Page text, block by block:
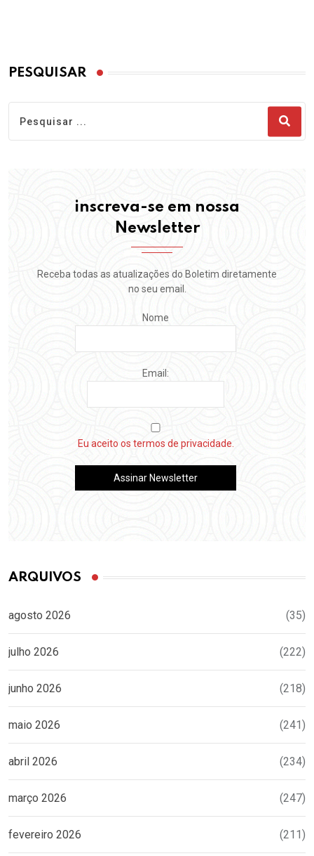
PESQUISAR
inscreva-se em nossa
Newsletter
Receba todas as atualizações do Boletim diretamente
no seu email.
Nome
Email:
Eu aceito os termos de privacidade.
ARQUIVOS
agosto 2026 (35)
julho 2026 (222)
junho 2026 (218)
maio 2026 (241)
abril 2026 (234)
março 2026 (247)
fevereiro 2026 (211)